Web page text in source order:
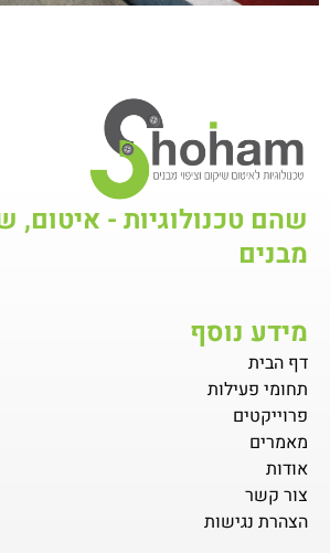
שהם טכנולוגיות - איטום,
מבנים
מידע נוסף
דף הבית
תחומי פעילות
פרוייקטים
מאמרים
אודות
צור קשר
הצהרת נגישות